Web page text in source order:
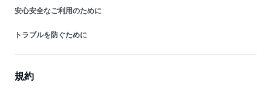
安心安全なご利用のために
トラブルを防ぐために
規約